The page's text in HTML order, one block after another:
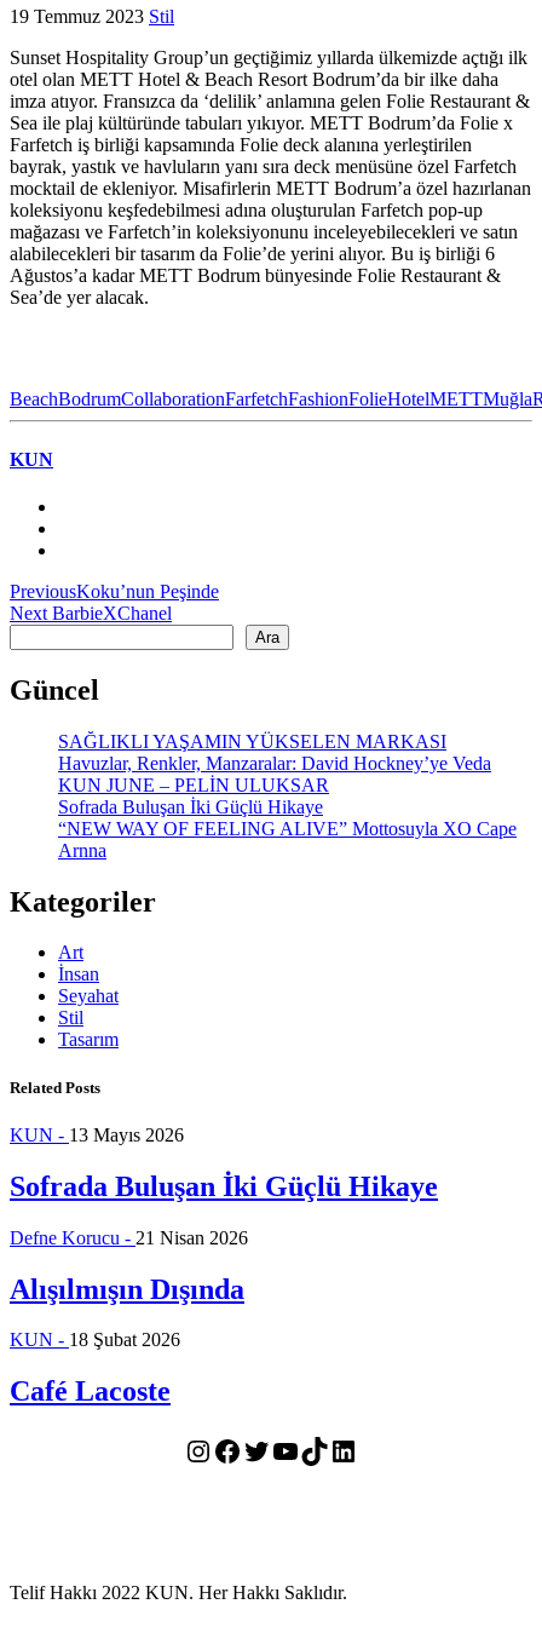
19 Temmuz 2023 Stil
Sunset Hospitality Group’un geçtiğimiz yıllarda ülkemizde açtığı ilk
otel olan METT Hotel & Beach Resort Bodrum’da bir ilke daha
imza atıyor. Fransızca da ‘delilik’ anlamına gelen Folie Restaurant &
Sea ile plaj kültüründe tabuları yıkıyor. METT Bodrum’da Folie x
Farfetch iş birliği kapsamında Folie deck alanına yerleştirilen
bayrak, yastık ve havluların yanı sıra deck menüsüne özel Farfetch
mocktail de ekleniyor. Misafirlerin METT Bodrum’a özel hazırlanan
koleksiyonu keşfedebilmesi adına oluşturulan Farfetch pop-up
mağazası ve Farfetch’in koleksiyonunu inceleyebilecekleri ve satın
alabilecekleri bir tasarım da Folie’de yerini alıyor. Bu iş birliği 6
Ağustos’a kadar METT Bodrum bünyesinde Folie Restaurant &
Sea’de yer alacak.
BeachBodrumCollaborationFarfetchFashionFolieHotelMETTMuğla
KUN
Yazı
gezinmesi
PreviousPrevious
post:
Koku’nun Peşinde
Next Next
BarbieXChanel
Ara
Güncel
SAĞLIKLI YAŞAMIN YÜKSELEN MARKASI
Havuzlar, Renkler, Manzaralar: David Hockney’ye Veda
KUN JUNE – PELİN ULUKSAR
Sofrada Buluşan İki Güçlü Hikaye
“NEW WAY OF FEELING ALIVE” Mottosuyla XO Cape
Arnna
Kategoriler
Art
İnsan
Seyahat
Stil
Tasarım
Related Posts
KUN - 13 Mayıs 2026
Sofrada Buluşan İki Güçlü Hikaye
Defne Korucu - 21 Nisan 2026
Alışılmışın Dışında
KUN - 18 Şubat 2026
Café Lacoste
Instagram
Facebook
Twitter
YouTube
TikTokLinkedIn
Telif Hakkı 2022 KUN. Her Hakkı Saklıdır.